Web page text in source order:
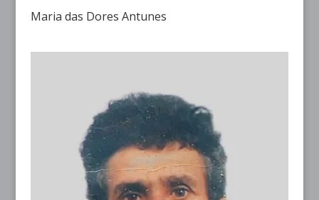
Maria das Dores Antunes